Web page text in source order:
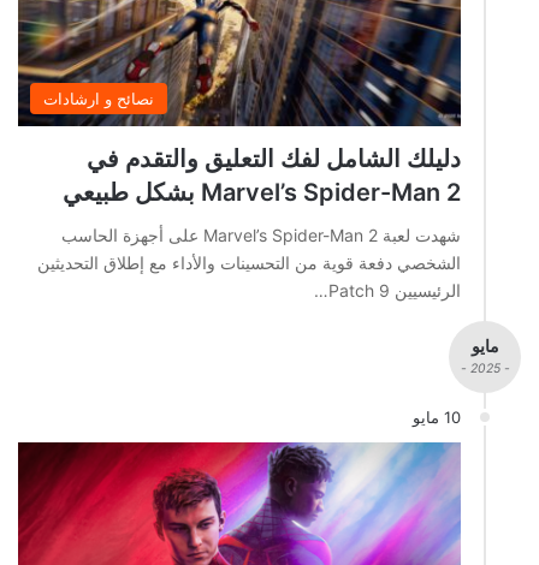
نصائح و ارشادات
دليلك الشامل لفك التعليق والتقدم في
Marvel’s Spider-Man 2 بشكل طبيعي
شهدت لعبة Marvel’s Spider-Man 2 على أجهزة الحاسب
الشخصي دفعة قوية من التحسينات والأداء مع إطلاق التحديثين
الرئيسيين Patch 9…
مايو
- 2025 -
10 مايو